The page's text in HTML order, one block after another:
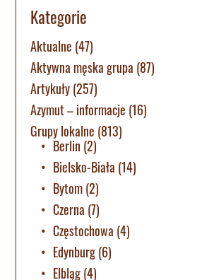
Kategorie
Aktualne (47)
Aktywna męska grupa (87)
Artykuły(257)
Azymut – informacje (16)
Grupy lokalne (813)
Berlin (2)
Bielsko-Biała (14)
Bytom(2)
Czerna (7)
Częstochowa (4)
Edynburg(6)
Elbląg(4)